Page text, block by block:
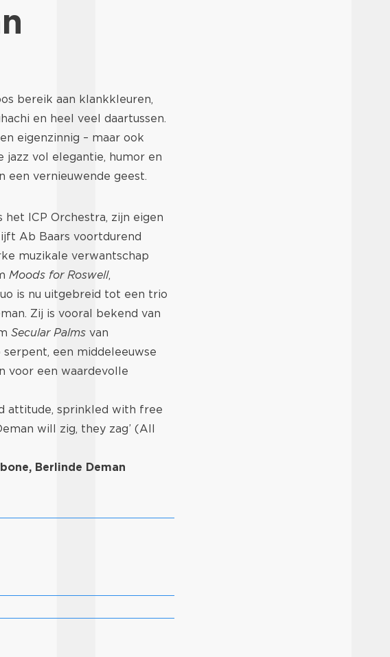
bereik aan klankkleuren,
en heel veel daartussen.
eigenzinnig – maar ook
jazz vol elegantie, humor en
een vernieuwende geest.
ICP Orchestra, zijn eigen
Ab Baars voortdurend
muzikale verwantschap
Moods for Roswell,
is nu uitgebreid tot een trio
Zij is vooral bekend van
Secular Palmsvan
een middeleeuwse
voor een waardevolle
attitude, sprinkled with free
will zig, they zag’ (All
Berlinde Deman